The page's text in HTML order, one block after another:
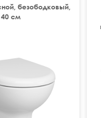
безободковый,
40 см